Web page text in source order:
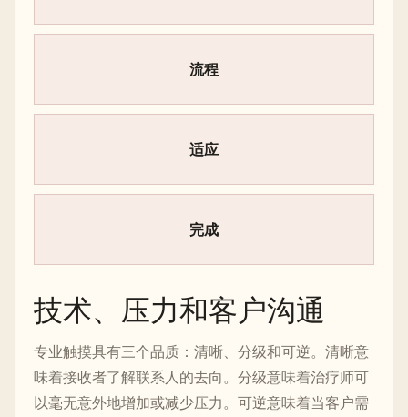
流程
适应
完成
技术、压力和客户沟通
专业触摸具有三个品质：清晰、分级和可逆。清晰意
味着接收者了解联系人的去向。分级意味着治疗师可
以毫无意外地增加或减少压力。可逆意味着当客户需